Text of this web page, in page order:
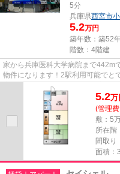
5分
兵庫県西宮市
5.2万円
築年数：築52
階数：4階建
家から兵庫医科大学病院まで442m
物件になります！2駅利用可能でと
夜景が綺麗に観え、周りの環境も...
5.2万
(管理
敷：5
所在階
間取り
面積：